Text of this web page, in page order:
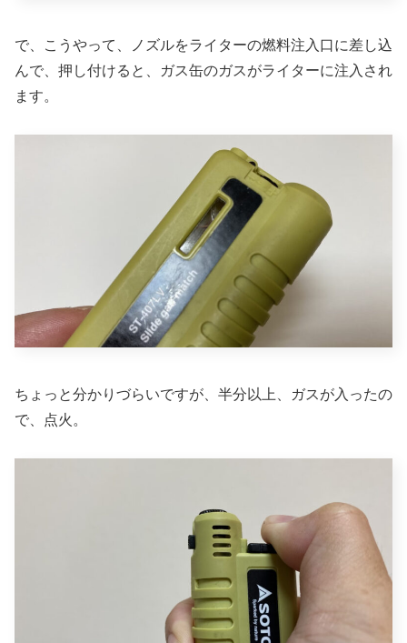
で、こうやって、ノズルをライターの燃料注入口に差し込
んで、押し付けると、ガス缶のガスがライターに注入され
ます。
ちょっと分かりづらいですが、半分以上、ガスが入ったの
で、点火。